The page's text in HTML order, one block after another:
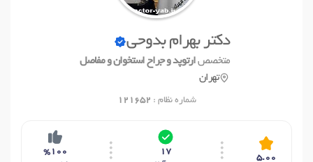
دکتر بهرام بدوحی
متخصصارتوپد و جراح استخوان و مفاصل
تهران
شماره نظام : 121652
5.00
17
%100